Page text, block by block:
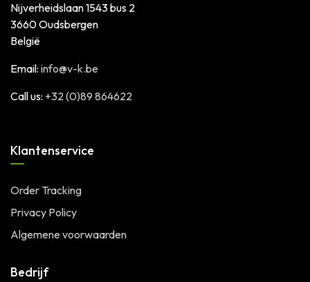
Nijverheidslaan 1543 bus 2
3660 Oudsbergen
België
Email: info@v-k.be
Call us: +32 (0)89 864622
Klantenservice
Order Tracking
Privacy Policy
Algemene voorwaarden
Bedrijf